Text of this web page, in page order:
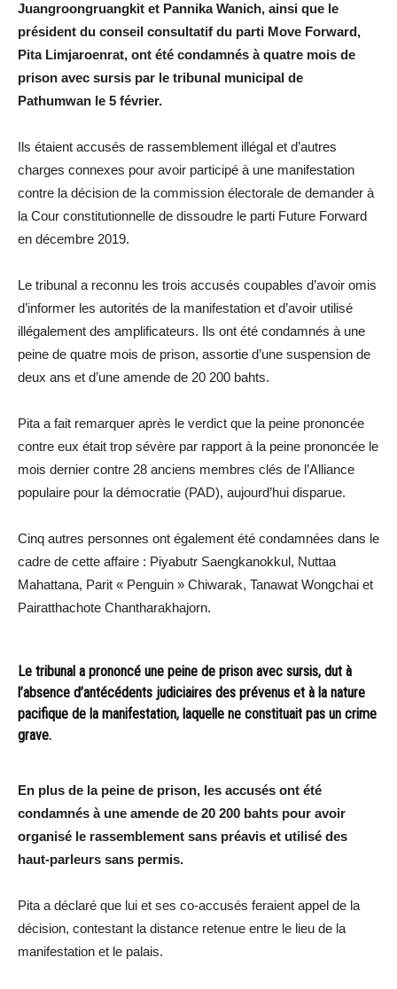
Juangroongruangkit et Pannika Wanich, ainsi que le
président du conseil consultatif du parti Move Forward,
Pita Limjaroenrat, ont été condamnés à quatre mois de
prison avec sursis par le tribunal municipal de
Pathumwan le 5 février.
Ils étaient accusés de rassemblement illégal et d’autres
charges connexes pour avoir participé à une manifestation
contre la décision de la commission électorale de demander à
la Cour constitutionnelle de dissoudre le parti Future Forward
en décembre 2019.
Le tribunal a reconnu les trois accusés coupables d’avoir omis
d’informer les autorités de la manifestation et d’avoir utilisé
illégalement des amplificateurs. Ils ont été condamnés à une
peine de quatre mois de prison, assortie d’une suspension de
deux ans et d’une amende de 20 200 bahts.
Pita a fait remarquer après le verdict que la peine prononcée
contre eux était trop sévère par rapport à la peine prononcée le
mois dernier contre 28 anciens membres clés de l’Alliance
populaire pour la démocratie (PAD), aujourd’hui disparue.
Cinq autres personnes ont également été condamnées dans le
cadre de cette affaire : Piyabutr Saengkanokkul, Nuttaa
Mahattana, Parit « Penguin » Chiwarak, Tanawat Wongchai et
Pairatthachote Chantharakhajorn.
Le tribunal a prononcé une peine de prison avec sursis, dut à
l’absence d’antécédents judiciaires des prévenus et à la nature
pacifique de la manifestation, laquelle ne constituait pas un crime
grave.
En plus de la peine de prison, les accusés ont été
condamnés à une amende de 20 200 bahts pour avoir
organisé le rassemblement sans préavis et utilisé des
haut-parleurs sans permis.
Pita a déclaré que lui et ses co-accusés feraient appel de la
décision, contestant la distance retenue entre le lieu de la
manifestation et le palais.